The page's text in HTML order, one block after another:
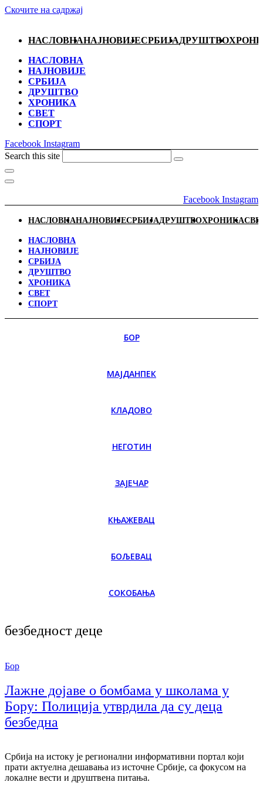
Скочите на садржај
НАСЛОВНАНАЈНОВИЈЕСРБИЈАДРУШТВО
НАСЛОВНА
НАЈНОВИЈЕ
СРБИЈА
ДРУШТВО
ХРОНИКА
СВЕТ
СПОРТ
Facebook Instagram
Search this site
Facebook Instagram
НАСЛОВНАНАЈНОВИЈЕСРБИЈАДРУШТВОХРОНИКА
НАСЛОВНА
НАЈНОВИЈЕ
СРБИЈА
ДРУШТВО
ХРОНИКА
СВЕТ
СПОРТ
БОР
МАЈДАНПЕК
КЛАДОВО
НЕГОТИН
ЗАЈЕЧАР
КЊАЖЕВАЦ
БОЉЕВАЦ
СОКОБАЊА
безбедност деце
Бор
Лажне дојаве о бомбама у школама у
Бору: Полиција утврдила да су деца
безбедна
Србија на истоку је регионални информативни портал који
прати актуелна дешавања из источне Србије, са фокусом на
локалне вести и друштвена питања.